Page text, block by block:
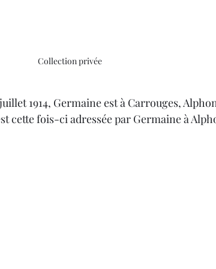
Collection privée
cette fois-ci adressée par Germaine à